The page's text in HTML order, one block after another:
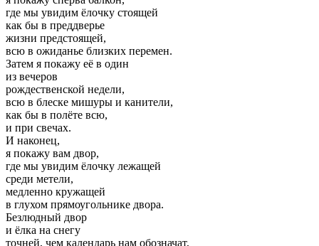
где мы увидим ёлочку стоящей
как бы в преддверье
жизни предстоящей,
всю в ожиданье близких перемен.
Затем я покажу её в один
из вечеров
рождественской недели,
всю в блеске мишуры и канители,
как бы в полёте всю,
и при свечах.
И наконец,
я покажу вам двор,
где мы увидим ёлочку лежащей
среди метели,
медленно кружащей
в глухом прямоугольнике двора.
Безлюдный двор
и ёлка на снегу
точней, чем календарь нам обозначат,